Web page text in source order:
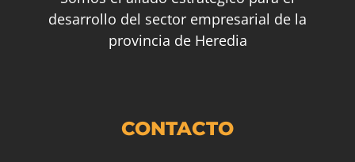
desarrollo del sector empresarial de la
provincia de Heredia
CONTACTO